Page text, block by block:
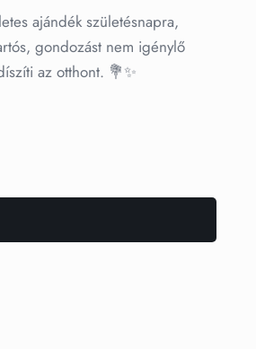
ajándék születésnapra,
gondozást nem igénylő
az otthont. 💐✨